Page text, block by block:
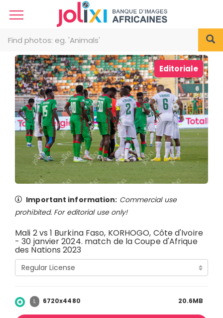
Editoriale
Important information: Commercial use
prohibited. For editorial use only!
Mali 2 vs 1 Burkina Faso, KORHOGO, Côte d'Ivoire
- 30 janvier 2024. match de la Coupe d'Afrique
des Nations 2023
L 6720x4480 20.6MB